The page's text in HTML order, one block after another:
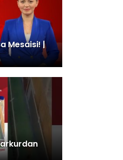
Mesaisi! |